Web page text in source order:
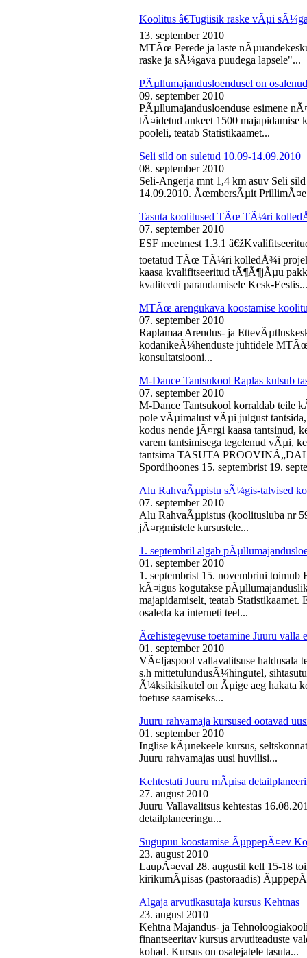
Koolitus â€Tugiisik raske vÃµi
13. september 2010
MTÃœ Perede ja laste
raske ja sÃ¼gava puudega lapsele"...
PÃµllumajandusloendusel on
09. september 2010
PÃµllumajandusloenduse esimene
tÃ¤idetud ankeet 1500 majapidamise
pooleli, teatab Statistikaamet...
Seli sild on suletud 10.09-14.09.2010
08. september 2010
Seli-Angerja mnt 1,4 km asuv Seli
14.09.2010. ÃœmbersÃµit
Tasuta koolitused TÃœ TÃ¼ri
07. september 2010
ESF meetmest 1.3.1
toetatud TÃœ TÃ¼ri kolledÅ¾i
kaasa kvalifitseeritud tÃ¶Ã¶jÃµu
kvaliteedi parandamisele Kesk-Eestis...
MTÃœ arengukava koostamise
07. september 2010
Raplamaa Arendus- ja
kodanikeÃ¼henduste juhtidele
konsultatsiooni...
M-Dance Tantsukool Raplas kutsub
07. september 2010
M-Dance Tantsukool korraldab teile
pole vÃµimalust vÃµi julgust
kodus nende jÃ¤rgi kaasa tantsinud,
varem tantsimisega tegelenud vÃµi,
tantsima TASUTA
Spordihoones 15. septembrist 19.
Alu RahvaÃµpistu sÃ¼gis-talvised
07. september 2010
Alu RahvaÃµpistus (koolitusluba nr
jÃ¤rgmistele kursustele...
1. septembril algab
01. september 2010
1. septembrist 15. novembrini toimub
kÃ¤igus kogutakse
majapidamiselt, teatab Statistikaamet.
osaleda ka interneti teel...
Ãœhistegevuse toetamine Juuru valla
01. september 2010
VÃ¤ljaspool vallavalitsuse haldusala
s.h mittetulundusÃ¼hingutel,
Ã¼ksikisikutel on Ãµige aeg hakata
toetuse saamiseks...
Juuru rahvamaja kursused ootavad
01. september 2010
Inglise kÃµnekeele kursus,
Juuru rahvamajas uusi huvilisi...
Kehtestati Juuru mÃµisa
27. august 2010
Juuru Vallavalitsus kehtestas
detailplaneeringu...
Sugupuu koostamise ÃµppepÃ¤ev
23. august 2010
LaupÃ¤eval 28. augustil kell 15-18
kirikumÃµisas (pastoraadis)
Algaja arvutikasutaja kursus Kehtnas
23. august 2010
Kehtna Majandus- ja
finantseeritav kursus arvutiteaduste
kohad. Kursus on osalejatele tasuta...